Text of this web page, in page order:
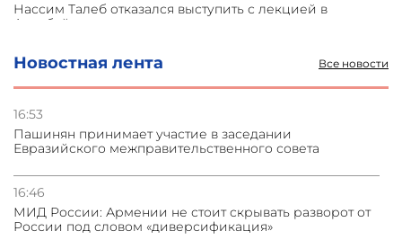
Новостная лента Все новости
16:53
Пашинян принимает участие в заседании
Евразийского межправительственного совета
16:46
МИД России: Армении не стоит скрывать разворот от
России под словом «диверсификация»
Нассим Талеб отказался выступить с лекцией в
Азербайджане
31.07.2026
Сотрудничество и очереди – детали визита главы
31.07.2026
31.07.2026